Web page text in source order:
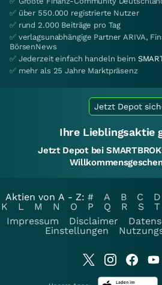
✅ über 550.000 registrierte Nutzer
✅ rund 2.000 Beiträge pro Tag
✅ verlagsunabhängige Partner ARIVA,
BörsenNews
✅ Jederzeit einfach handeln beim
✅ mehr als 25 Jahre Marktpräsenz
Jetzt Depot
Ihre Lieblingsaktie
Jetzt Depot bei
Aktien von A - Z: # A B C D
K
L M N O P Q R S T
Impressum
Disclaimer
Einstellungen